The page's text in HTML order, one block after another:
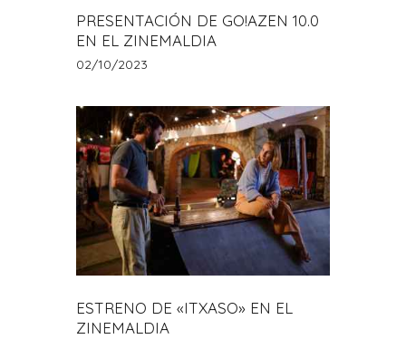
PRESENTACIÓN DE GO!AZEN 10.0
EN EL ZINEMALDIA
02/10/2023
ESTRENO DE «ITXASO» EN EL
ZINEMALDIA